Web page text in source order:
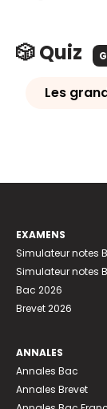
🎲 Quiz
Les
EXAMENS
Simulateur notes
Simulateur notes
Bac 2026
Brevet 2026
ANNALES
Annales Bac
Annales Brevet